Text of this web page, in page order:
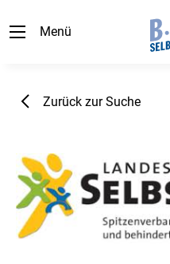
Menü
Zurück zur Suche